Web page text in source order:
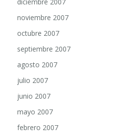
noviembre 2007
octubre 2007
septiembre 2007
agosto 2007
julio 2007
junio 2007
mayo 2007
febrero 2007
enero 2007